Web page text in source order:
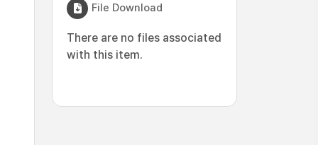
File Download
There are no files associated
with this item.